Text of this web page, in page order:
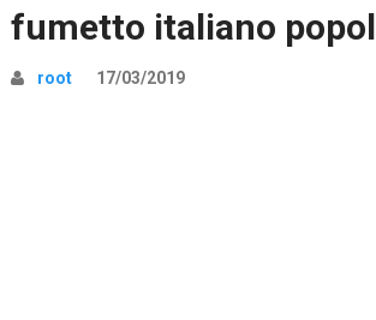
fumetto italiano
root 17/03/2019